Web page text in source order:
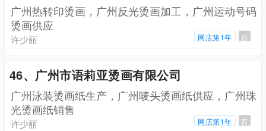
广州热转印烫画，广州反光烫画加工，广州运动号码
烫画供应
许少丽 网店第1年 百
46、广州市语莉亚烫画有限公司
广州泳装烫画纸生产，广州唛头烫画纸供应，广州珠
光烫画纸销售
许少丽 网店第1年 百